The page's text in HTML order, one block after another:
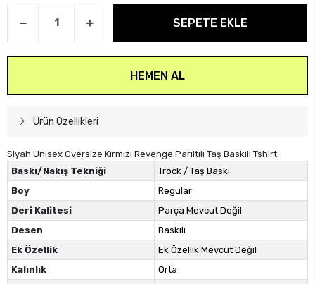
SEPETE EKLE
HEMEN AL
Ürün Özellikleri
Siyah Unisex Oversize Kırmızı Revenge Parıltılı Taş Baskılı Tshirt
Baskı/Nakış Tekniği
Trock / Taş Baskı
Boy
Regular
Deri Kalitesi
Parça Mevcut Değil
Desen
Baskılı
Ek Özellik
Ek Özellik Mevcut Değil
Kalınlık
Orta